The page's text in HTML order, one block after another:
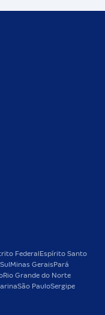
Federal Espírito Santo
Minas Gerais Pará
Rio Grande do Norte
São PauloSergipe